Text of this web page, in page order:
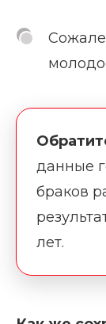
данные
браков
лет.